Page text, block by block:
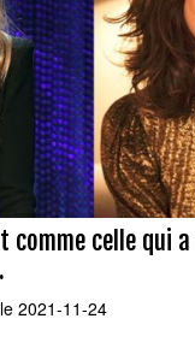
comme celle qui
le 2021-11-24